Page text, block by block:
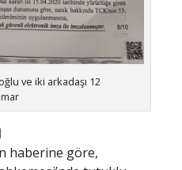
ve iki arkadaşı 12
haberine göre,